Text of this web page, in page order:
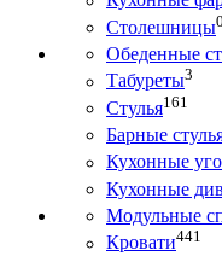
Столешницы0
Обеденные
Табуреты3
Стулья161
Барные
Кухонные
Кухонные
Модульные
Кровати441